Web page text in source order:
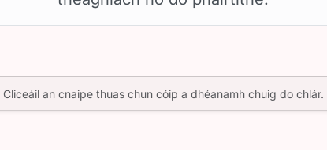
Cliceáil an cnaipe thuas chun cóip a dhéanamh chuig do chlár.